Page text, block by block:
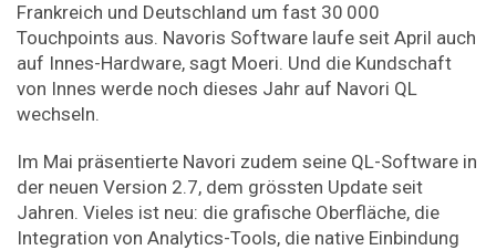
Frankreich und Deutschland um fast 30 000
Touchpoints aus. Navoris Software laufe seit April auch
auf Innes-Hardware, sagt Moeri. Und die Kundschaft
von Innes werde noch dieses Jahr auf Navori QL
wechseln.
Im Mai präsentierte Navori zudem seine QL-Software in
der neuen Version 2.7, dem grössten Update seit
Jahren. Vieles ist neu: die grafische Oberfläche, die
Integration von Analytics-Tools, die native Einbindung